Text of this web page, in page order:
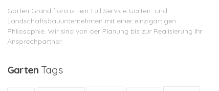
Garten Grandiflora ist ein Full Service Garten -und
Landschaftsbauunternehmen mit einer einzigartigen
Philosophie. Wir sind von der Planung bis zur Realisierung Ihr
Ansprechpartner.
Garten Tags